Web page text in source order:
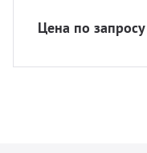
Цена по запросу